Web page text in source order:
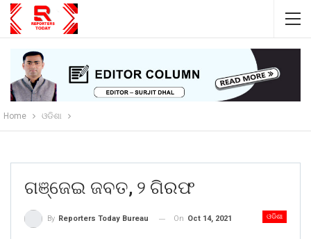
Home ଓଡିଶା
ଗଞ୍ଜେଇ ଜବତ, ୨ ଗିରଫ
ଓଡିଶା
By Reporters Today Bureau On Oct 14, 2021